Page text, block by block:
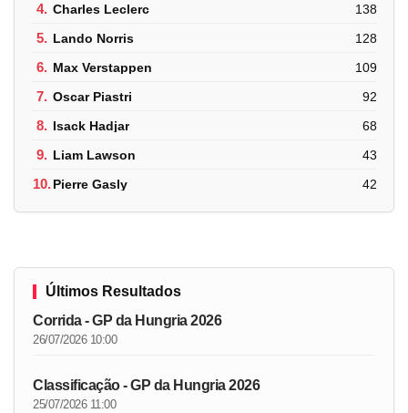
4. Charles Leclerc 138
5. Lando Norris 128
6. Max Verstappen 109
7. Oscar Piastri 92
8. Isack Hadjar 68
9. Liam Lawson 43
10.Pierre Gasly 42
Últimos Resultados
Corrida - GP da Hungria 2026
26/07/2026 10:00
Classificação - GP da Hungria 2026
25/07/2026 11:00